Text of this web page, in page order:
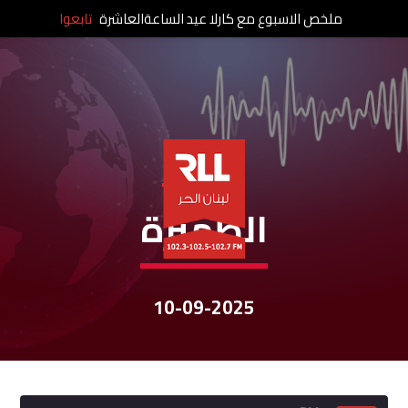
نشرات الأخبار
الظهيرة
10-09-2025
ملخص الاسبوع مع كارلا عيد الساعةالعاشرة تابعوا